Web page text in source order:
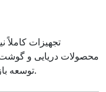
تجهیزات
محصولات دریایی و گوشت
توسعه بازارهای بین‌المللی شرکت فراهم می‌آورد.